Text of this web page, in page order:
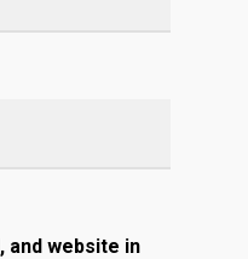
and website in